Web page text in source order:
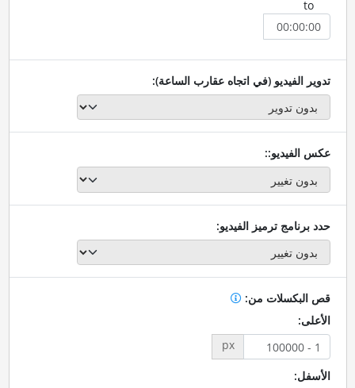
to
تدوير الفيديو (في اتجاه عقارب الساعة):
عكس الفيديو::
حدد برنامج ترميز الفيديو:
قص البكسلات من:
الأعلى:
px
الأسفل: